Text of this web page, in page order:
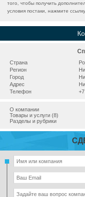
того, чтобы получить
условия постаки, нажмите
Страна
Регион
Город
Адрес
Телефон
О компании
Товары и услуги (8)
Разделы и рубрики